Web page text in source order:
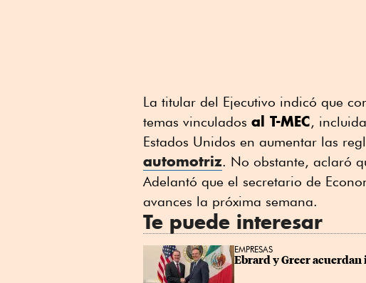
La titular del Ejecutivo indicó que
temas vinculados al T-MEC,
Estados Unidos en aumentar las
automotriz. No obstante, aclaró
Adelantó que el secretario de
avances la próxima semana.
Te puede interesar
EMPRESAS
Ebrard y Greer